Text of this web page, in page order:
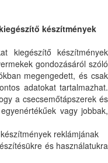
készítmények
kiegészítő készítmények
gondozásáról szóló
megengedett, és csak
adatokat tartalmazhat.
a csecsemőtápszerek és
vagy jobbak,
reklámjának
és használatukra